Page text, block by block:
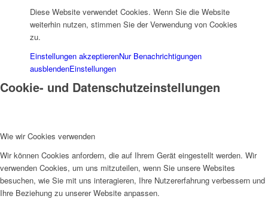
Diese Website verwendet Cookies. Wenn Sie die Website
weiterhin nutzen, stimmen Sie der Verwendung von Cookies
zu.
Einstellungen akzeptierenNur Benachrichtigungen
ausblendenEinstellungen
Cookie- und Datenschutzeinstellungen
Wie wir Cookies verwenden
Wir können Cookies anfordern, die auf Ihrem Gerät eingestellt werden. Wir
verwenden Cookies, um uns mitzuteilen, wenn Sie unsere Websites
besuchen, wie Sie mit uns interagieren, Ihre Nutzererfahrung verbessern und
Ihre Beziehung zu unserer Website anpassen.